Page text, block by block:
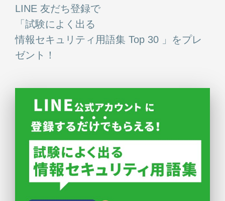
LINE 友だち登録で
「試験によく出る
情報セキュリティ用語集 Top 30 」をプレ
ゼント！